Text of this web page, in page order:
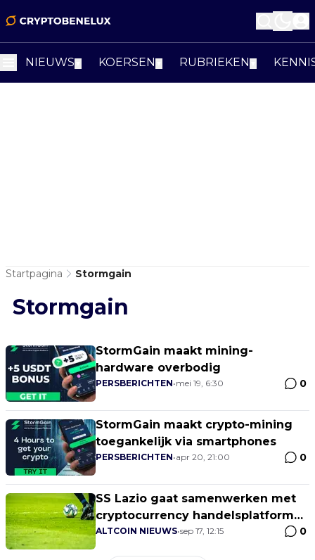
NIEUWS KOERSEN RUBRIEKEN
Startpagina Stormgain
Stormgain
StormGain maakt mining-
hardware overbodig
PERSBERICHTEN•mei 19, 6:30 0
StormGain maakt crypto-mining
toegankelijk via smartphones
PERSBERICHTEN•apr 20, 21:00 0
SS Lazio gaat samenwerken met
cryptocurrency handelsplatform
Stormgain
ALTCOIN NIEUWS•sep 17, 12:15 0